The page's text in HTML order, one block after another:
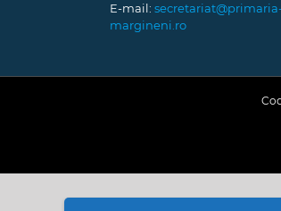
E-mail:
margineni.ro